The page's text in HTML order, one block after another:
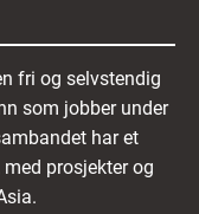
fri og selvstendig
som jobber under
har et
prosjekter og